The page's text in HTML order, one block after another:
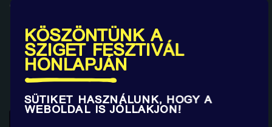
A képzés végére képes leszel:
magabiztosan jelen lenni és kommunikálni
átlátni és kezelni egyszerűbb helyzeteket
hatékonyan együttműködni egy csapatban
pontosan és érthetően információt továbbítani
KÖSZÖNTÜNK A
SZIGET FESZTIVÁL
HONLAPJÁN
SÜTIKET HASZNÁLUNK, HOGY A
WEBOLDAL IS JÓLLAKJON!